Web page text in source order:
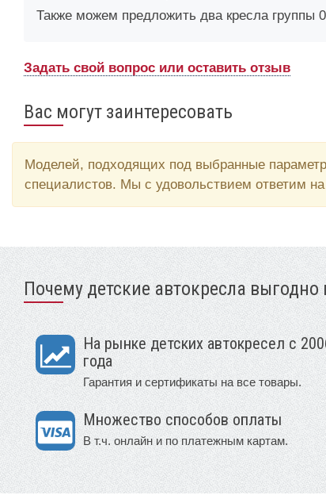
Также можем предложить два кресла группы
Задать свой вопрос или оставить отзыв
Вас могут заинтересовать
Моделей, подходящих под выбранные
специалистов. Мы с удовольствием ответим
Почему детские автокресла выгодно
На рынке детских автокресел с
года
Гарантия и сертификаты на все товары.
Множество способов оплаты
В т.ч. онлайн и по платежным картам.